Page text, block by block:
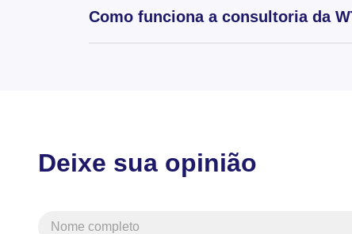
Como funciona a consultoria da
Deixe sua opinião